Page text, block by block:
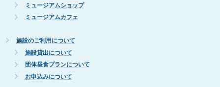
ミュージアムショップ
ミュージアムカフェ
施設のご利用について
施設貸出について
団体昼食プランについて
お申込みについて